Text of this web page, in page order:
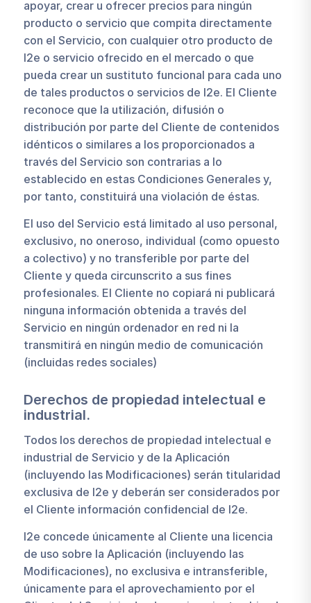
apoyar, crear u ofrecer precios para ningún
producto o servicio que compita directamente
con el Servicio, con cualquier otro producto de
I2e o servicio ofrecido en el mercado o que
pueda crear un sustituto funcional para cada uno
de tales productos o servicios de I2e. El Cliente
reconoce que la utilización, difusión o
distribución por parte del Cliente de contenidos
idénticos o similares a los proporcionados a
través del Servicio son contrarias a lo
establecido en estas Condiciones Generales y,
por tanto, constituirá una violación de éstas.
El uso del Servicio está limitado al uso personal,
exclusivo, no oneroso, individual (como opuesto
a colectivo) y no transferible por parte del
Cliente y queda circunscrito a sus fines
profesionales. El Cliente no copiará ni publicará
ninguna información obtenida a través del
Servicio en ningún ordenador en red ni la
transmitirá en ningún medio de comunicación
(incluidas redes sociales)
Derechos de propiedad intelectual e
industrial.
Todos los derechos de propiedad intelectual e
industrial de Servicio y de la Aplicación
(incluyendo las Modificaciones) serán titularidad
exclusiva de I2e y deberán ser considerados por
el Cliente información confidencial de I2e.
I2e concede únicamente al Cliente una licencia
de uso sobre la Aplicación (incluyendo las
Modificaciones), no exclusiva e intransferible,
únicamente para el aprovechamiento por el